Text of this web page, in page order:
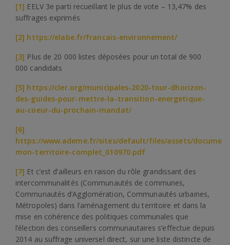
[1] EELV 3e parti recueillant le plus de vote – 13,47% des
suffrages exprimés
[2] https://elabe.fr/francais-environnement/
[3] Plus de 20 000 listes déposées pour un total de 900
000 candidats
[5] https://cler.org/municipales-2020-tour-dhorizon-
des-guides-pour-mettre-la-transition-energetique-
au-coeur-du-prochain-mandat/
[6]
https://www.ademe.fr/sites/default/files/assets/
mon-territoire-complet_010970.pdf
[7] Et c’est d’ailleurs en raison du rôle grandissant des
intercommunalités (Communautés de communes,
Communautés d’Agglomération, Communautés urbaines,
Métropoles) dans l’aménagement du territoire et dans la
mise en cohérence des politiques communales que
l’élection des conseillers communautaires s’effectue depuis
2014 au suffrage universel direct, sur une liste distincte de